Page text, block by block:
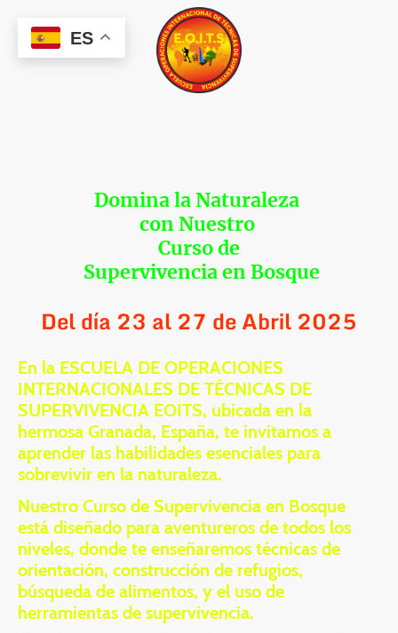
Domina la Naturaleza
con Nuestro
Curso de
Supervivencia en Bosque
Del día 23 al 27 de Abril 2025
En la ESCUELA DE OPERACIONES
INTERNACIONALES DE TÉCNICAS DE
SUPERVIVENCIA EOITS, ubicada en la
hermosa Granada, España, te invitamos a
aprender las habilidades esenciales para
sobrevivir en la naturaleza.
Nuestro Curso de Supervivencia en Bosque
está diseñado para aventureros de todos los
niveles, donde te enseñaremos técnicas de
orientación, construcción de refugios,
búsqueda de alimentos, y el uso de
herramientas de supervivencia.
ES